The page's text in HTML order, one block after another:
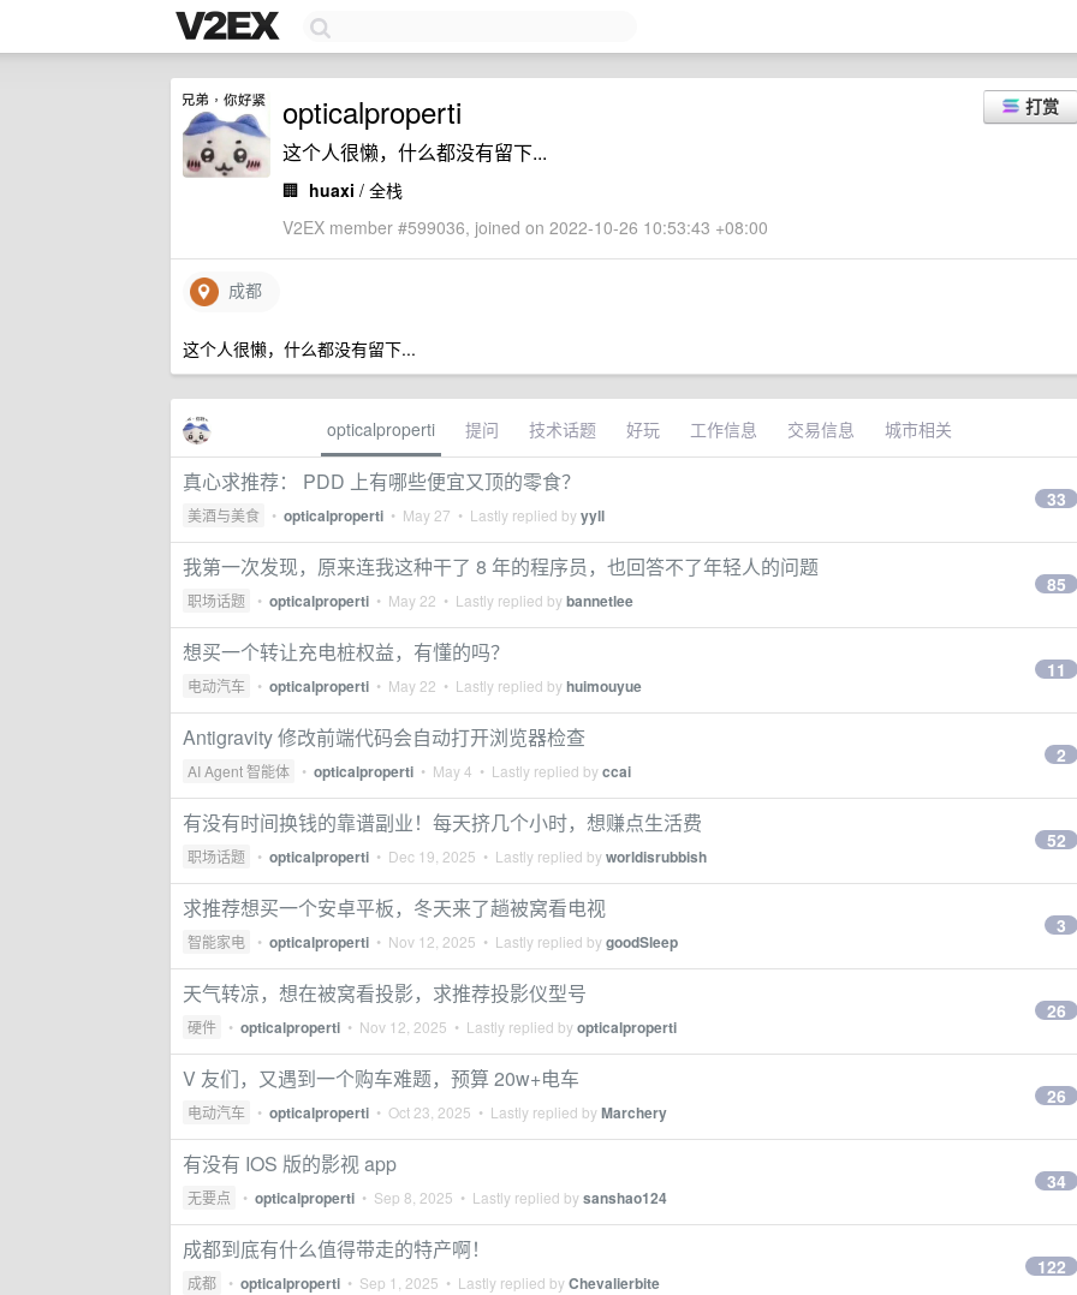
打赏
opticalproperti
这个人很懒，什么都没有留下...
🏢 huaxi / 全栈
V2EX member #599036, joined on 2022-10-26 10:53:43 +08:00
成都
这个人很懒，什么都没有留下...
opticalproperti 提问 技术话题 好玩 工作信息 交易信息 城市相关
真心求推荐： PDD 上有哪些便宜又顶的零食？
美酒与美食 • opticalproperti • May 27 • Lastly replied byyyll
33
我第一次发现，原来连我这种干了 8 年的程序员，也回答不了年轻人的问题
职场话题 • opticalproperti • May 22 • Lastly replied bybannetlee
85
想买一个转让充电桩权益，有懂的吗？
电动汽车 • opticalproperti • May 22 • Lastly replied byhuimouyue
11
Antigravity 修改前端代码会自动打开浏览器检查
AI Agent 智能体 • opticalproperti • May 4 • Lastly replied byccai
2
有没有时间换钱的靠谱副业！每天挤几个小时，想赚点生活费
职场话题 • opticalproperti • Dec 19, 2025 • Lastly replied byworldisrubbish
52
求推荐想买一个安卓平板，冬天来了趟被窝看电视
智能家电 • opticalproperti • Nov 12, 2025 • Lastly replied bygoodSleep
3
天气转凉，想在被窝看投影，求推荐投影仪型号
硬件 • opticalproperti • Nov 12, 2025 • Lastly replied byopticalproperti
26
V 友们，又遇到一个购车难题，预算 20w+电车
电动汽车 • opticalproperti • Oct 23, 2025 • Lastly replied byMarchery
26
有没有 IOS 版的影视 app
无要点 • opticalproperti • Sep 8, 2025 • Lastly replied bysanshao124
34
成都到底有什么值得带走的特产啊！
成都 • opticalproperti • Sep 1, 2025 • Lastly replied byChevalierbite
122